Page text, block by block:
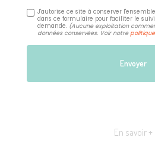
J'autorise ce site à conserver
dans ce formulaire pour faciliter le
demande. (Aucune exploitation
données conservées. Voir notre
En savoir +